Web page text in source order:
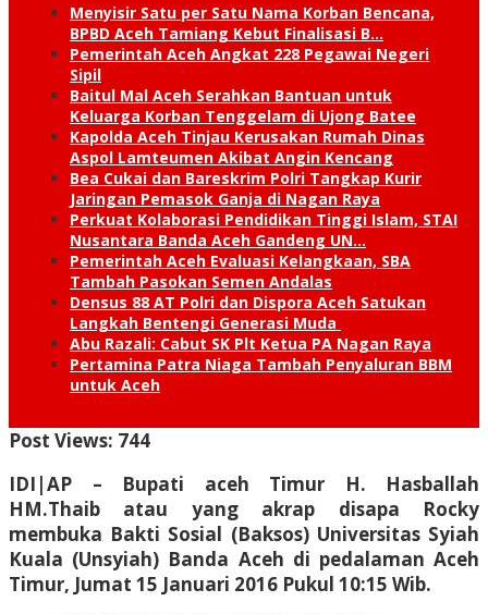
Menyisir Satu per Satu Nama Korban Bencana,
BPBD Aceh Tamiang Kebut Finalisasi B…
Pemerintah Aceh Angkat 228 Pegawai Negeri
Sipil
Baitul Mal Aceh Serahkan Bantuan untuk
Keluarga Korban Tenggelam di Ujong Batee
Kapolda Aceh Tinjau Kerusakan Rumah Dinas
Aspol Lamteumen Akibat Angin Kencang
Bea Cukai dan Bareskrim Polri Tangkap Kurir
Jaringan Pemasok Ganja di Nagan Raya
Perkuat Kolaborasi Pendidikan Tinggi Islam, STAI
Nusantara Banda Aceh Gandeng UN…
Pemerintah Aceh Evaluasi Kelangkaan, SBA
Tambah Pasokan Semen Andalas
Densus 88 AT Polri dan Dispora Aceh Satukan
Langkah Bentengi Generasi Muda
Abu Razali: Cabut SK Plt Ketua PA Nagan Raya
Pertamina Patra Niaga Tambah Penyaluran BBM
untuk Aceh
Post Views: 744
IDI|AP – Bupati aceh Timur H. Hasballah
HM.Thaib atau yang akrap disapa Rocky
membuka Bakti Sosial (Baksos) Universitas Syiah
Kuala (Unsyiah) Banda Aceh di pedalaman Aceh
Timur, Jumat 15 Januari 2016 Pukul 10:15 Wib.